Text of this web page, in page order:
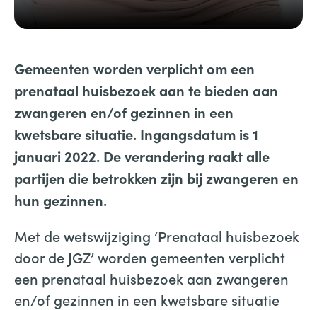
Gemeenten worden verplicht om een
prenataal huisbezoek aan te bieden aan
zwangeren en/of gezinnen in een
kwetsbare situatie. Ingangsdatum is 1
januari 2022. De verandering raakt alle
partijen die betrokken zijn bij zwangeren en
hun gezinnen.
Met de wetswijziging ‘Prenataal huisbezoek
door de JGZ’ worden gemeenten verplicht
een prenataal huisbezoek aan zwangeren
en/of gezinnen in een kwetsbare situatie